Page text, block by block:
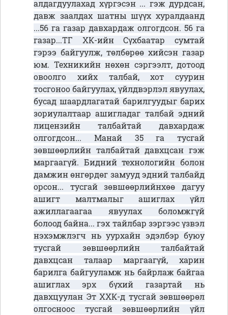
алдагдуулахад хүргэсэн ... гэж дурдсан,
давж заалдах шатны шүүх хуралдаанд
...56 га газар давхардаж олгогдсон. 56 га
газар...ТГ ХК-ийн Сүхбаатар сумтай
гэрээ байгуулж, төлбөрөө хийсэн газар
юм. Техникийн нөхөн сэргээлт, дотоод
овоолго хийх талбай, хот суурин
тосгоноо байгуулах, үйлдвэрлэл явуулах,
бусад шаардлагатай барилгуудыг барих
зориулалтаар ашигладаг талбай эдний
лицензийн талбайтай давхардаж
олгогдсон... Манай 35 га тусгай
зөвшөөрлийн талбайтай давхцсан гэж
маргаагүй. Бидний технологийн болон
дамжин өнгөрдөг замууд эдний талбайд
орсон... тусгай зөвшөөрлийнхөө дагуу
ашигт малтмалыг ашиглах үйл
ажиллагаагаа явуулах боломжгүй
болоод байна... гэх тайлбар зэргээс үзвэл
нэхэмжлэгч нь уурхайн эдэлбэр буюу
тусгай зөвшөөрлийн талбайтай
давхцсан талаар маргаагүй, харин
барилга байгууламж нь байрлаж байгаа
ашиглах эрх бүхий газартай нь
давхцуулан Эт ХХК-д тусгай зөвшөөрөл
олгосноос тусгай зөвшөөрлийн үйл